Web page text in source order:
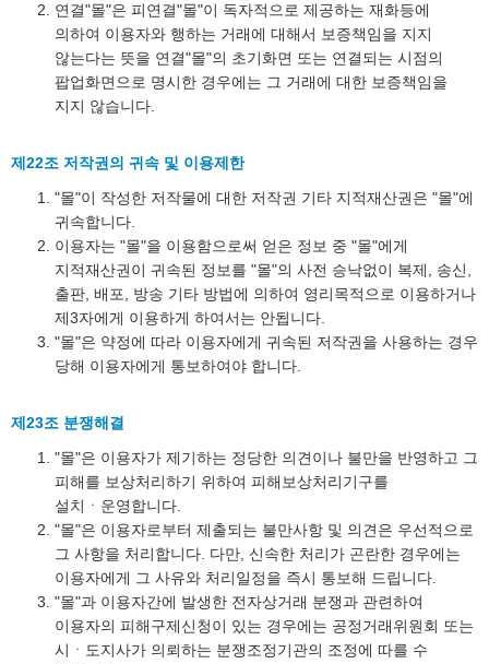
연결"몰"은 피연결"몰"이 독자적으로 제공하는 재화등에
의하여 이용자와 행하는 거래에 대해서 보증책임을 지지
않는다는 뜻을 연결"몰"의 초기화면 또는 연결되는 시점의
팝업화면으로 명시한 경우에는 그 거래에 대한 보증책임을
지지 않습니다.
제22조 저작권의 귀속 및 이용제한
"몰"이 작성한 저작물에 대한 저작권 기타 지적재산권은 "몰"에
귀속합니다.
이용자는 "몰"을 이용함으로써 얻은 정보 중 "몰"에게
지적재산권이 귀속된 정보를 "몰"의 사전 승낙없이 복제, 송신,
출판, 배포, 방송 기타 방법에 의하여 영리목적으로 이용하거나
제3자에게 이용하게 하여서는 안됩니다.
"몰"은 약정에 따라 이용자에게 귀속된 저작권을 사용하는 경우
당해 이용자에게 통보하여야 합니다.
제23조 분쟁해결
"몰"은 이용자가 제기하는 정당한 의견이나 불만을 반영하고 그
피해를 보상처리하기 위하여 피해보상처리기구를
설치ㆍ운영합니다.
"몰"은 이용자로부터 제출되는 불만사항 및 의견은 우선적으로
그 사항을 처리합니다. 다만, 신속한 처리가 곤란한 경우에는
이용자에게 그 사유와 처리일정을 즉시 통보해 드립니다.
"몰"과 이용자간에 발생한 전자상거래 분쟁과 관련하여
이용자의 피해구제신청이 있는 경우에는 공정거래위원회 또는
시ㆍ도지사가 의뢰하는 분쟁조정기관의 조정에 따를 수